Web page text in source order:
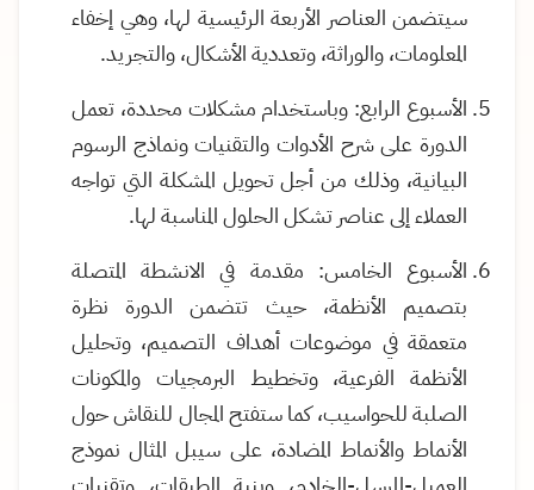
سيتضمن العناصر الأربعة الرئيسية لها، وهي إخفاء
المعلومات، والوراثة، وتعددية الأشكال، والتجريد.
الأسبوع الرابع: وباستخدام مشكلات محددة، تعمل
الدورة على شرح الأدوات والتقنيات ونماذج الرسوم
البيانية، وذلك من أجل تحويل المشكلة التي تواجه
العملاء إلى عناصر تشكل الحلول المناسبة لها.
الأسبوع الخامس: مقدمة في الانشطة المتصلة
بتصميم الأنظمة، حيث تتضمن الدورة نظرة
متعمقة في موضوعات أهداف التصميم، وتحليل
الأنظمة الفرعية، وتخطيط البرمجيات والمكونات
الصلبة للحواسيب، كما ستفتح المجال للنقاش حول
الأنماط والأنماط المضادة، على سيبل المثال نموذج